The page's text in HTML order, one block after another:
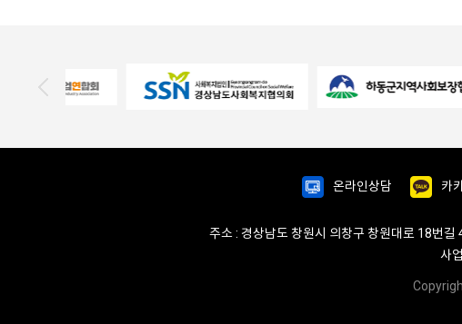
온라인상담 카
주소 : 경상남도 창원시 의창구 창원대로 18번
사